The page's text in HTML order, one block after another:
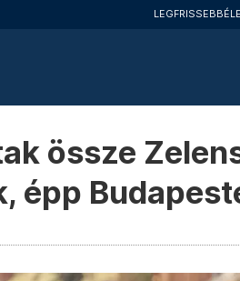
LEGFRISSEBB
össze
épp